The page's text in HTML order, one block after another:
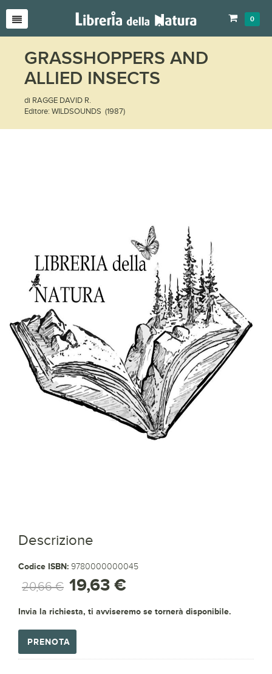
0
GRASSHOPPERS AND
ALLIED INSECTS
di RAGGE DAVID R.
Editore: WILDSOUNDS (1987)
Descrizione
Codice ISBN: 9780000000045
20,66 € 19,63 €
Invia la richiesta, ti avviseremo se tornerà disponibile.
PRENOTA